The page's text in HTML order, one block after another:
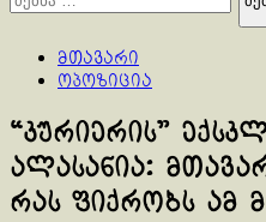
მთავარი
ოპოზიცია
“კურიერის”
ალასანია:
რას ფიქრობს ამ